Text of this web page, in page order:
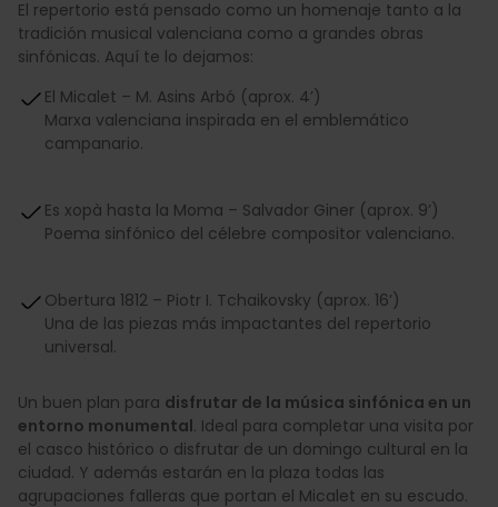
El repertorio está pensado como un homenaje tanto a la
tradición musical valenciana como a grandes obras
sinfónicas. Aquí te lo dejamos:
El Micalet – M. Asins Arbó (aprox. 4’)
Marxa valenciana inspirada en el emblemático
campanario.
Es xopà hasta la Moma – Salvador Giner (aprox. 9’)
Poema sinfónico del célebre compositor valenciano.
Obertura 1812 – Piotr I. Tchaikovsky (aprox. 16’)
Una de las piezas más impactantes del repertorio
universal.
Un buen plan para disfrutar de la música sinfónica en un
entorno monumental. Ideal para completar una visita por
el casco histórico o disfrutar de un domingo cultural en la
ciudad. Y además estarán en la plaza todas las
agrupaciones falleras que portan el Micalet en su escudo.